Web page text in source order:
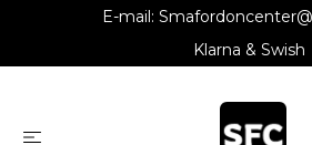
E-mail:
Klarna & Swish